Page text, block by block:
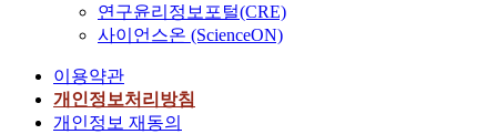
연구윤리정보포털(CRE)
사이언스온 (ScienceON)
이용약관
개인정보처리방침
개인정보 재동의